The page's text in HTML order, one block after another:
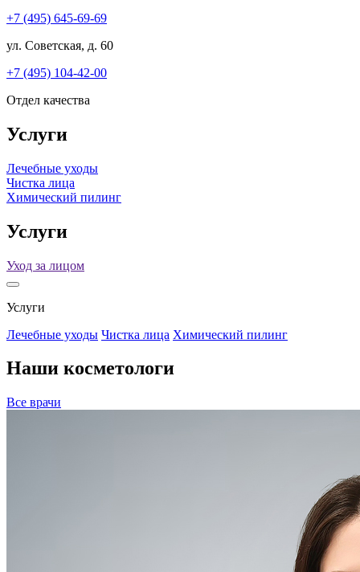
+7 (495) 645-69-69
ул. Советская, д. 60
+7 (495) 104-42-00
Отдел качества
Услуги
Лечебные уходы
Чистка лица
Химический пилинг
Услуги
Уход за лицом
Услуги
Лечебные уходы Чистка лица Химический пилинг
Наши косметологи
Все врачи